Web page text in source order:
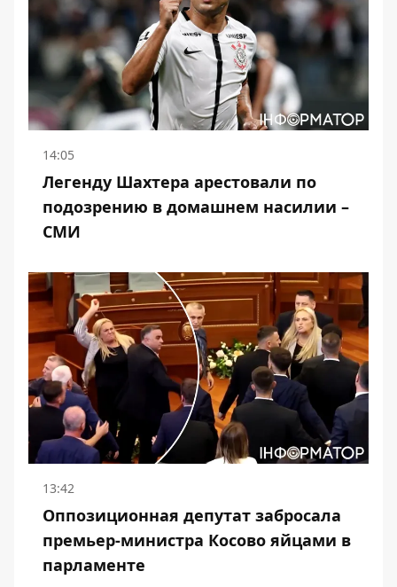
14:05
Легенду Шахтера арестовали по
подозрению в домашнем насилии –
СМИ
13:42
Оппозиционная депутат забросала
премьер-министра Косово яйцами в
парламенте